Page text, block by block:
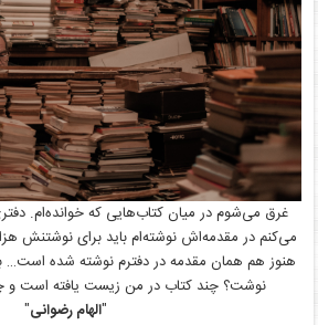
غرق می‌شوم در میان کتاب‌هایی که خوانده‌ام.
می‌کنم در مقدمه‌اش نوشته‌ام باید برای نوشتنش
هنوز هم همان مقدمه در دفترم نوشته شده است…
نوشت؟ چند کتاب در من زیست یافته است و
"الهام رضوانی"